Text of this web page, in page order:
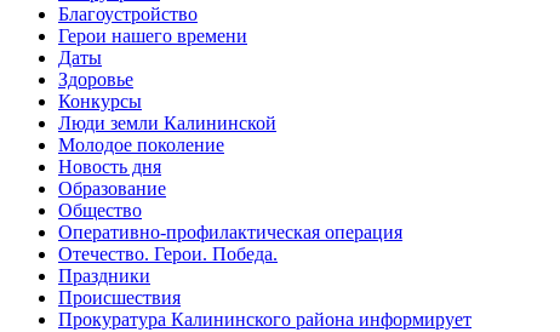
Благоустройство
Герои нашего времени
Даты
Здоровье
Конкурсы
Люди земли Калининской
Молодое поколение
Новость дня
Образование
Общество
Оперативно-профилактическая операция
Отечество. Герои. Победа.
Праздники
Происшествия
Прокуратура Калининского района информирует